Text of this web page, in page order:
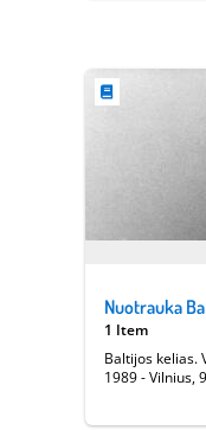
Nuotrauka
1 Item
Baltijos kelias.
1989 - Vilnius,